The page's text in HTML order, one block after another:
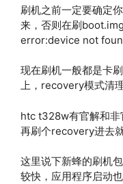
刷机之前一定要确定
来，否则在刷
error:device not
现在刷机一般都是卡
上，recovery模式清
htc t328w有官解和非
再刷个recovery进去就
这里说下新蜂的刷机
较快，应用程序启动